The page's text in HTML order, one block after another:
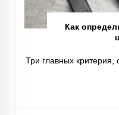
Как
Три главных критерия,